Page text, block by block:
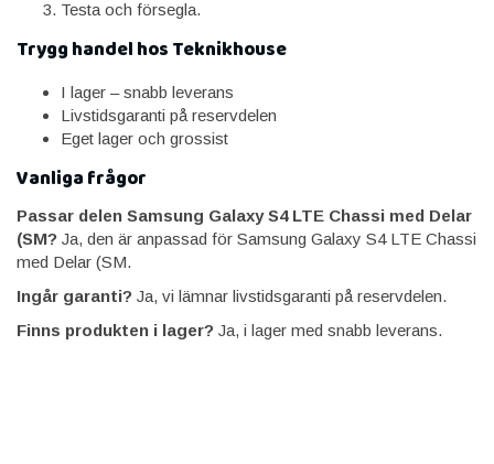
Testa och försegla.
Trygg handel hos Teknikhouse
I lager – snabb leverans
Livstidsgaranti på reservdelen
Eget lager och grossist
Vanliga frågor
Passar delen Samsung Galaxy S4 LTE Chassi med Delar
(SM? Ja, den är anpassad för Samsung Galaxy S4 LTE Chassi
med Delar (SM.
Ingår garanti? Ja, vi lämnar livstidsgaranti på reservdelen.
Finns produkten i lager? Ja, i lager med snabb leverans.